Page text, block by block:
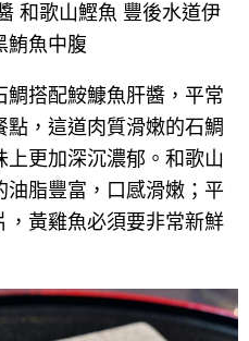
和歌山鰹魚 豐後水道伊
鮪魚中腹
搭配鮟鱇魚肝醬，平常
，這道肉質滑嫩的石鯛
更加深沉濃郁。和歌山
脂豐富，口感滑嫩；平
，黃雞魚必須要非常新鮮